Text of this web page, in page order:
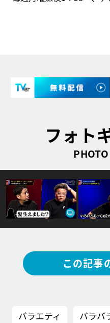
フォト
この記事
バラエティ バラバ